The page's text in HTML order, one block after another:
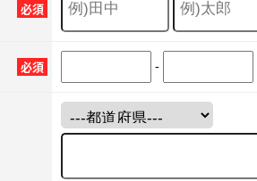
必須
必須 -